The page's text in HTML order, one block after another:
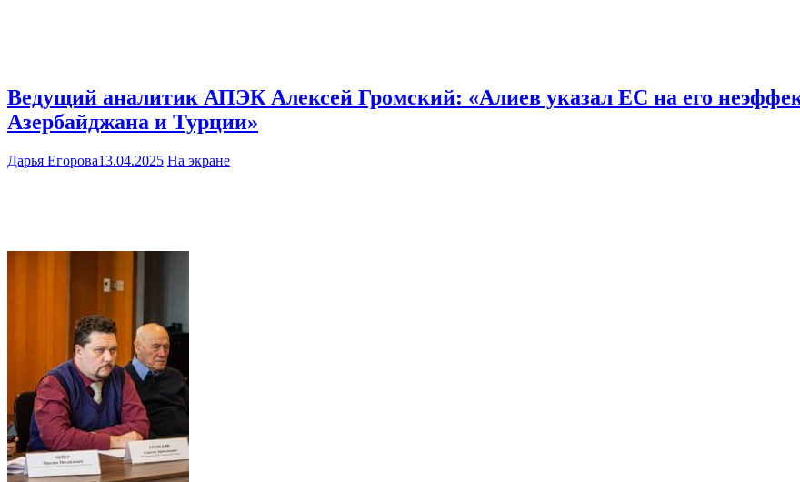
Ведущий аналитик АПЭК Алексей Громский: «Алиев указал ЕС на его
Азербайджана и Турции»
Дарья Егорова13.04.2025 На экране